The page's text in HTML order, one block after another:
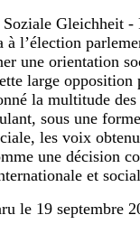
Gleichheit -
à l’élection
une orientation
large opposition
la multitude
sous une
les voix
une décision
et
le 19 septembre